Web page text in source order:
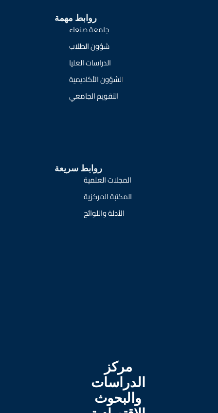
روابط مهمة
جامعة صنعاء
شؤون الطلاب
الدراسات العليا
الشؤون الأكاديمية
التقويم الجامعي
روابط سريعة
المجلات العلمية
المكتبة المركزية
الأدلة واللوائح
مركز
الدراسات
والبحوث